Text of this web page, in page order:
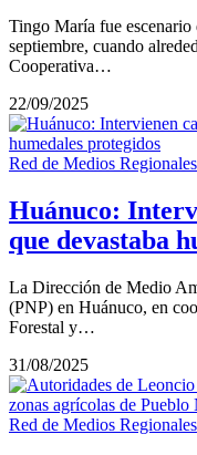
Tingo María fue escenario
septiembre, cuando
Cooperativa…
22/09/2025
Red de Medios Regionales
Huánuco:
que devastaba
La Dirección de Medio
(PNP) en Huánuco, en
Forestal y…
31/08/2025
Red de Medios Regionales